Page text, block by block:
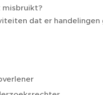
misbruikt?
dat er handelingen